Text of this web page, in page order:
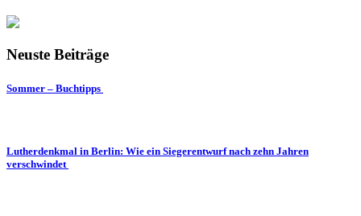
Neuste Beiträge
Sommer – Buchtipps
Lutherdenkmal in Berlin: Wie ein Siegerentwurf nach zehn Jahren
verschwindet